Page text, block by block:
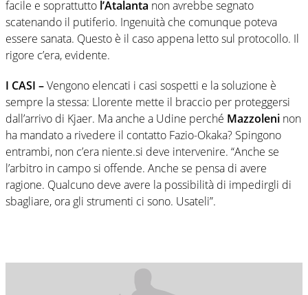
facile e soprattutto l’Atalanta non avrebbe segnato
scatenando il putiferio. Ingenuità che comunque poteva
essere sanata. Questo è il caso appena letto sul protocollo. Il
rigore c’era, evidente.
I CASI –Vengono elencati i casi sospetti e la soluzione è
sempre la stessa: Llorente mette il braccio per proteggersi
dall’arrivo di Kjaer. Ma anche a Udine perché Mazzoleni non
ha mandato a rivedere il contatto Fazio-Okaka? Spingono
entrambi, non c’era niente.si deve intervenire. “Anche se
l’arbitro in campo si offende. Anche se pensa di avere
ragione. Qualcuno deve avere la possibilità di impedirgli di
sbagliare, ora gli strumenti ci sono. Usateli”.